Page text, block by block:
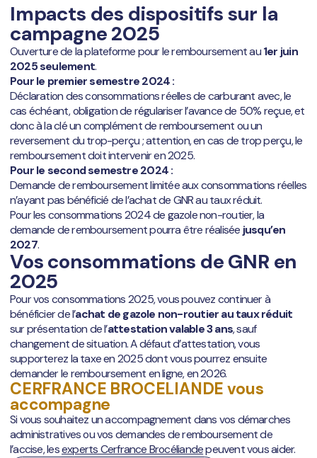
Impacts des dispositifs sur la
campagne 2025
Ouverture de la plateforme pour le remboursement au1er juin
2025 seulement.
Pour le premier semestre 2024 :
Déclaration des consommations réelles de carburant avec, le
cas échéant, obligation de régulariser l’avance de 50% reçue, et
donc à la clé un complément de remboursement ou un
reversement du trop-perçu ; attention, en cas de trop perçu, le
remboursement doit intervenir en 2025.
Pour le second semestre 2024 :
Demande de remboursement limitée aux consommations réelles
n’ayant pas bénéficié de l’achat de GNR au taux réduit.
Pour les consommations 2024 de gazole non-routier, la
demande de remboursement pourra être réalisée jusqu’en
2027.
Vos consommations de GNR en
2025
Pour vos consommations 2025, vous pouvez continuer à
bénéficier de l’achat de gazole non-routier au taux réduit
sur présentation de l’attestation valable 3 ans, sauf
changement de situation. A défaut d’attestation, vous
supporterez la taxe en 2025 dont vous pourrez ensuite
demander le remboursement en ligne, en 2026.
CERFRANCE BROCELIANDE vous
accompagne
Si vous souhaitez un accompagnement dans vos démarches
administratives ou vos demandes de remboursement de
l’accise, lesexperts Cerfrance Brocéliandepeuvent vous aider.